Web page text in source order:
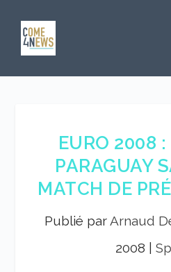
EURO 2008
PARAGUAY
MATCH DE
Publié parArnaud
2008